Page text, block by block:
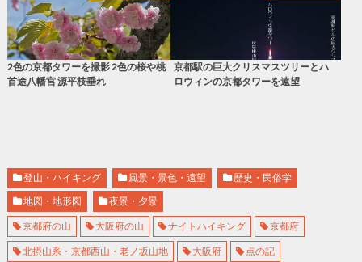
2色の京都タワーを撮影 2色の桜や桃
首途八幡宮 源平枝垂れ
京都駅の巨大クリスマスツリーとハ
ロウィンの京都タワーを遠望
登山・ハイキング 風景・景色・遠望
歴史・民俗学
地図・地形図
夜景・夕景
京都府の山 大阪府の山 ナイトハイキング 京都府
北摂山系・京都西山・老ノ坂山地 大阪府 点の記